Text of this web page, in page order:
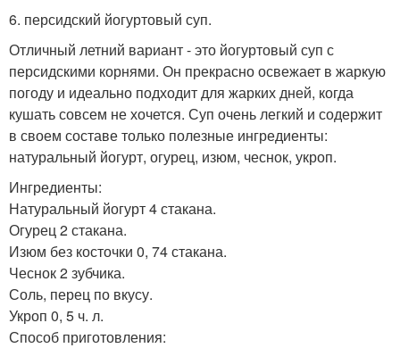
6. персидский йогуртовый суп.
Отличный летний вариант - это йогуртовый суп с
персидскими корнями. Он прекрасно освежает в жаркую
погоду и идеально подходит для жарких дней, когда
кушать совсем не хочется. Суп очень легкий и содержит
в своем составе только полезные ингредиенты:
натуральный йогурт, огурец, изюм, чеснок, укроп.
Ингредиенты:
Натуральный йогурт 4 стакана.
Огурец 2 стакана.
Изюм без косточки 0, 74 стакана.
Чеснок 2 зубчика.
Соль, перец по вкусу.
Укроп 0, 5 ч. л.
Способ приготовления: